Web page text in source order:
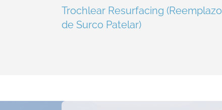
Trochlear Resurfacing (Reemplazo
de Surco Patelar)